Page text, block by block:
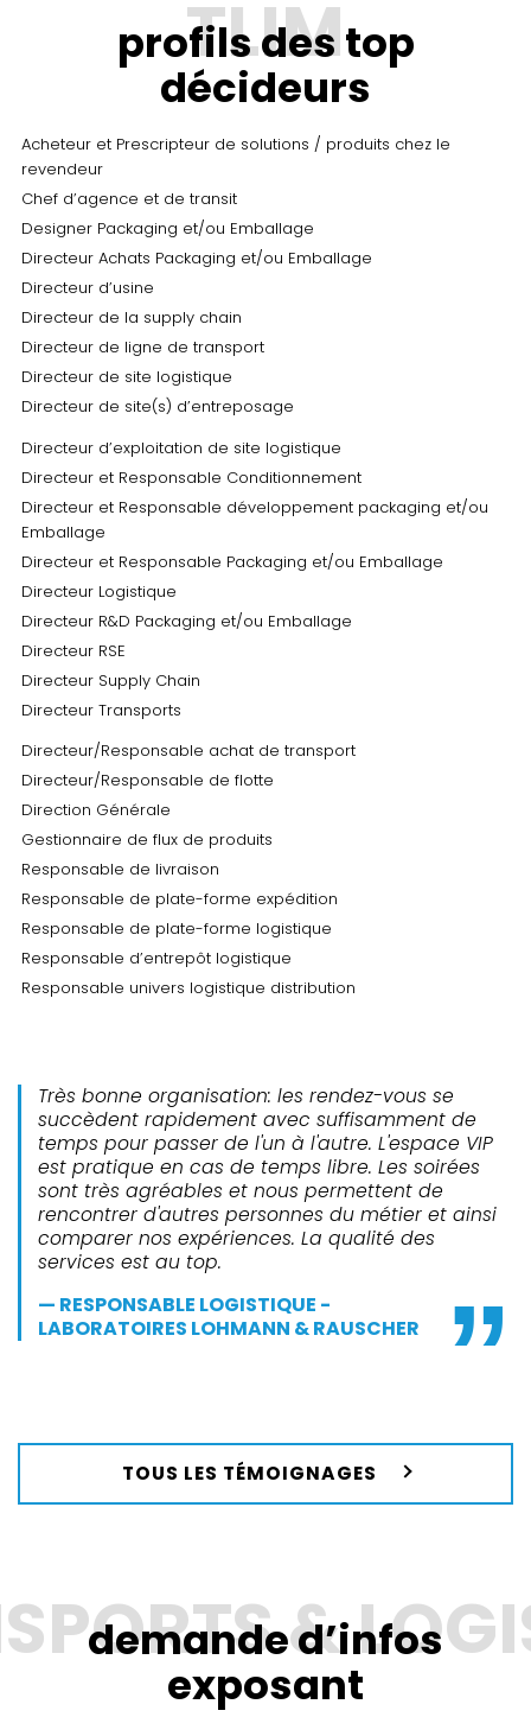
profils des top
décideurs
Acheteur et Prescripteur de solutions / produits chez le
revendeur
Chef d’agence et de transit
Designer Packaging et/ou Emballage
Directeur Achats Packaging et/ou Emballage
Directeur d’usine
Directeur de la supply chain
Directeur de ligne de transport
Directeur de site logistique
Directeur de site(s) d’entreposage
Directeur d’exploitation de site logistique
Directeur et Responsable Conditionnement
Directeur et Responsable développement packaging et/ou
Emballage
Directeur et Responsable Packaging et/ou Emballage
Directeur Logistique
Directeur R&D Packaging et/ou Emballage
Directeur RSE
Directeur Supply Chain
Directeur Transports
Directeur/Responsable achat de transport
Directeur/Responsable de flotte
Direction Générale
Gestionnaire de flux de produits
Responsable de livraison
Responsable de plate-forme expédition
Responsable de plate-forme logistique
Responsable d’entrepôt logistique
Responsable univers logistique distribution
Très bonne organisation: les rendez-vous se
succèdent rapidement avec suffisamment de
temps pour passer de l'un à l'autre. L'espace VIP
est pratique en cas de temps libre. Les soirées
sont très agréables et nous permettent de
rencontrer d'autres personnes du métier et ainsi
comparer nos expériences. La qualité des
services est au top.
RESPONSABLE LOGISTIQUE -
LABORATOIRES LOHMANN & RAUSCHER
TOUS LES TÉMOIGNAGES
demande d’infos
exposant